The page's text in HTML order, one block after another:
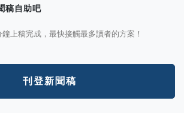
稿自助吧
上稿完成，最快接觸最多讀者的方案！
刊登新聞稿